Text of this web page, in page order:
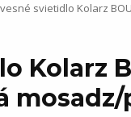
svietidlo Kolarz
Kolarz